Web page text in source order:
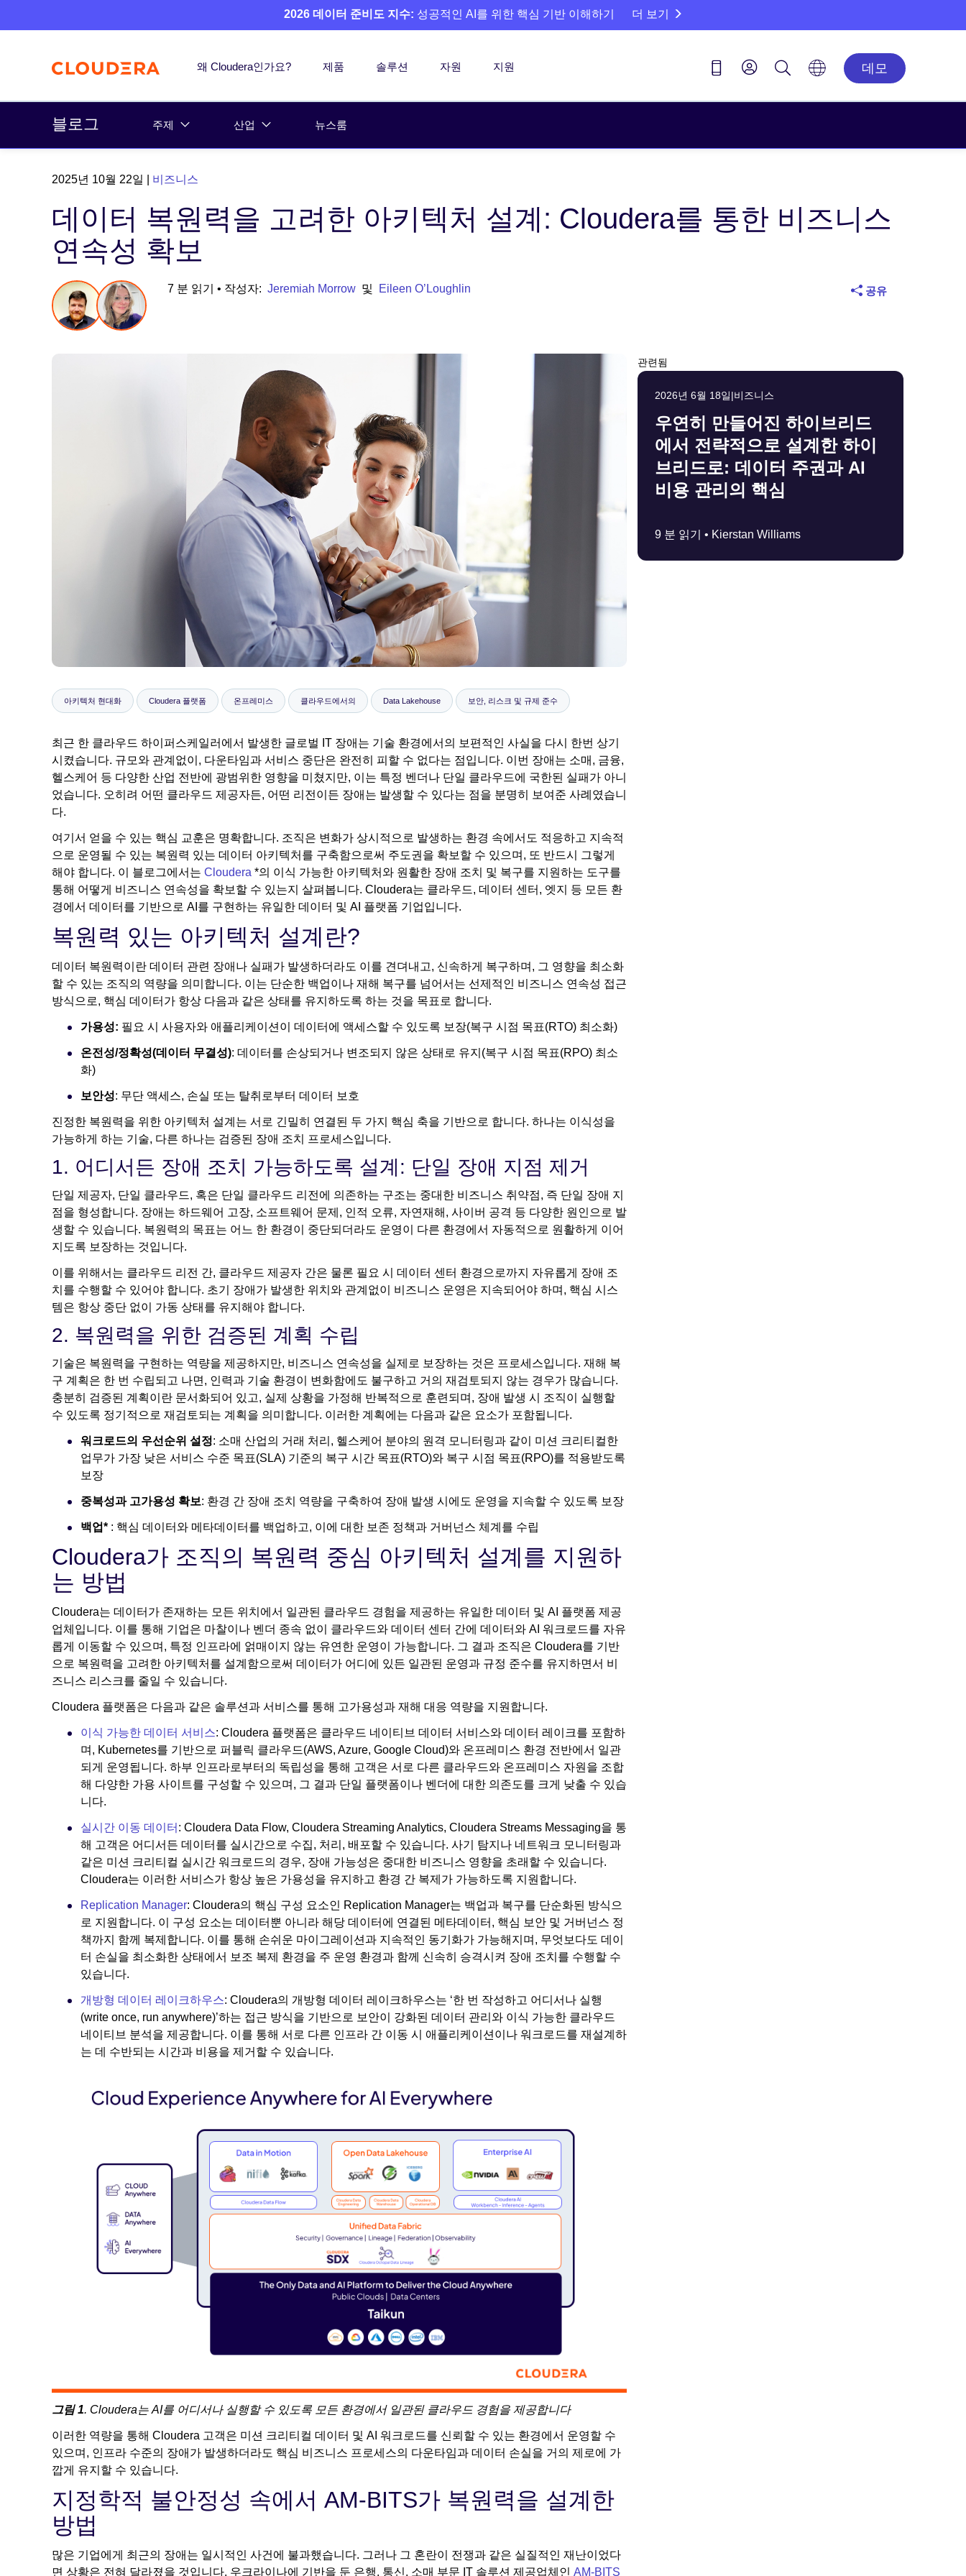
2026 데이터 준비도 지수: 성공적인 AI를 위한 핵심 기반 이해하기 더 보기
왜 Cloudera인가요? 제품 솔루션 자원 지원 데모
블로그 주제 산업 뉴스룸
2025년 10월 22일 비즈니스
데이터 복원력을 고려한 아키텍처 설계: Cloudera를 통한 비즈니스
연속성 확보
7 분 읽기 • 작성자: Jeremiah Morrow 및 Eileen O’Loughlin 공유
아키텍처 현대화 Cloudera 플랫폼 온프레미스 클라우드에서의 Data Lakehouse 보안, 리스크 및 규제 준수
최근 한 클라우드 하이퍼스케일러에서 발생한 글로벌 IT 장애는 기술 환경에서의 보편적인 사실을 다시 한번 상기
시켰습니다. 규모와 관계없이, 다운타임과 서비스 중단은 완전히 피할 수 없다는 점입니다. 이번 장애는 소매, 금융,
헬스케어 등 다양한 산업 전반에 광범위한 영향을 미쳤지만, 이는 특정 벤더나 단일 클라우드에 국한된 실패가 아니
었습니다. 오히려 어떤 클라우드 제공자든, 어떤 리전이든 장애는 발생할 수 있다는 점을 분명히 보여준 사례였습니
다.
여기서 얻을 수 있는 핵심 교훈은 명확합니다. 조직은 변화가 상시적으로 발생하는 환경 속에서도 적응하고 지속적
으로 운영될 수 있는 복원력 있는 데이터 아키텍처를 구축함으로써 주도권을 확보할 수 있으며, 또 반드시 그렇게
해야 합니다. 이 블로그에서는 Cloudera *의 이식 가능한 아키텍처와 원활한 장애 조치 및 복구를 지원하는 도구를
통해 어떻게 비즈니스 연속성을 확보할 수 있는지 살펴봅니다. Cloudera는 클라우드, 데이터 센터, 엣지 등 모든 환
경에서 데이터를 기반으로 AI를 구현하는 유일한 데이터 및 AI 플랫폼 기업입니다.
복원력 있는 아키텍처 설계란?
데이터 복원력이란 데이터 관련 장애나 실패가 발생하더라도 이를 견뎌내고, 신속하게 복구하며, 그 영향을 최소화
할 수 있는 조직의 역량을 의미합니다. 이는 단순한 백업이나 재해 복구를 넘어서는 선제적인 비즈니스 연속성 접근
방식으로, 핵심 데이터가 항상 다음과 같은 상태를 유지하도록 하는 것을 목표로 합니다.
가용성: 필요 시 사용자와 애플리케이션이 데이터에 액세스할 수 있도록 보장(복구 시점 목표(RTO) 최소화)
온전성/정확성(데이터 무결성): 데이터를 손상되거나 변조되지 않은 상태로 유지(복구 시점 목표(RPO) 최소
화)
보안성: 무단 액세스, 손실 또는 탈취로부터 데이터 보호
진정한 복원력을 위한 아키텍처 설계는 서로 긴밀히 연결된 두 가지 핵심 축을 기반으로 합니다. 하나는 이식성을
가능하게 하는 기술, 다른 하나는 검증된 장애 조치 프로세스입니다.
1. 어디서든 장애 조치 가능하도록 설계: 단일 장애 지점 제거
단일 제공자, 단일 클라우드, 혹은 단일 클라우드 리전에 의존하는 구조는 중대한 비즈니스 취약점, 즉 단일 장애 지
점을 형성합니다. 장애는 하드웨어 고장, 소프트웨어 문제, 인적 오류, 자연재해, 사이버 공격 등 다양한 원인으로 발
생할 수 있습니다. 복원력의 목표는 어느 한 환경이 중단되더라도 운영이 다른 환경에서 자동적으로 원활하게 이어
지도록 보장하는 것입니다.
이를 위해서는 클라우드 리전 간, 클라우드 제공자 간은 물론 필요 시 데이터 센터 환경으로까지 자유롭게 장애 조
치를 수행할 수 있어야 합니다. 초기 장애가 발생한 위치와 관계없이 비즈니스 운영은 지속되어야 하며, 핵심 시스
템은 항상 중단 없이 가동 상태를 유지해야 합니다.
2. 복원력을 위한 검증된 계획 수립
기술은 복원력을 구현하는 역량을 제공하지만, 비즈니스 연속성을 실제로 보장하는 것은 프로세스입니다. 재해 복
구 계획은 한 번 수립되고 나면, 인력과 기술 환경이 변화함에도 불구하고 거의 재검토되지 않는 경우가 많습니다.
충분히 검증된 계획이란 문서화되어 있고, 실제 상황을 가정해 반복적으로 훈련되며, 장애 발생 시 조직이 실행할
수 있도록 정기적으로 재검토되는 계획을 의미합니다. 이러한 계획에는 다음과 같은 요소가 포함됩니다.
워크로드의 우선순위 설정: 소매 산업의 거래 처리, 헬스케어 분야의 원격 모니터링과 같이 미션 크리티컬한
업무가 가장 낮은 서비스 수준 목표(SLA) 기준의 복구 시간 목표(RTO)와 복구 시점 목표(RPO)를 적용받도록
보장
중복성과 고가용성 확보: 환경 간 장애 조치 역량을 구축하여 장애 발생 시에도 운영을 지속할 수 있도록 보장
백업* : 핵심 데이터와 메타데이터를 백업하고, 이에 대한 보존 정책과 거버넌스 체계를 수립
Cloudera가 조직의 복원력 중심 아키텍처 설계를 지원하
는 방법
Cloudera는 데이터가 존재하는 모든 위치에서 일관된 클라우드 경험을 제공하는 유일한 데이터 및 AI 플랫폼 제공
업체입니다. 이를 통해 기업은 마찰이나 벤더 종속 없이 클라우드와 데이터 센터 간에 데이터와 AI 워크로드를 자유
롭게 이동할 수 있으며, 특정 인프라에 얽매이지 않는 유연한 운영이 가능합니다. 그 결과 조직은 Cloudera를 기반
으로 복원력을 고려한 아키텍처를 설계함으로써 데이터가 어디에 있든 일관된 운영과 규정 준수를 유지하면서 비
즈니스 리스크를 줄일 수 있습니다.
Cloudera 플랫폼은 다음과 같은 솔루션과 서비스를 통해 고가용성과 재해 대응 역량을 지원합니다.
이식 가능한 데이터 서비스: Cloudera 플랫폼은 클라우드 네이티브 데이터 서비스와 데이터 레이크를 포함하
며, Kubernetes를 기반으로 퍼블릭 클라우드(AWS, Azure, Google Cloud)와 온프레미스 환경 전반에서 일관
되게 운영됩니다. 하부 인프라로부터의 독립성을 통해 고객은 서로 다른 클라우드와 온프레미스 자원을 조합
해 다양한 가용 사이트를 구성할 수 있으며, 그 결과 단일 플랫폼이나 벤더에 대한 의존도를 크게 낮출 수 있습
니다.
실시간 이동 데이터 : Cloudera Data Flow, Cloudera Streaming Analytics, Cloudera Streams Messaging을 통
해 고객은 어디서든 데이터를 실시간으로 수집, 처리, 배포할 수 있습니다. 사기 탐지나 네트워크 모니터링과
같은 미션 크리티컬 실시간 워크로드의 경우, 장애 가능성은 중대한 비즈니스 영향을 초래할 수 있습니다.
Cloudera는 이러한 서비스가 항상 높은 가용성을 유지하고 환경 간 복제가 가능하도록 지원합니다.
Replication Manager: Cloudera의 핵심 구성 요소인 Replication Manager는 백업과 복구를 단순화된 방식으
로 지원합니다. 이 구성 요소는 데이터뿐 아니라 해당 데이터에 연결된 메타데이터, 핵심 보안 및 거버넌스 정
책까지 함께 복제합니다. 이를 통해 손쉬운 마이그레이션과 지속적인 동기화가 가능해지며, 무엇보다도 데이
터 손실을 최소화한 상태에서 보조 복제 환경을 주 운영 환경과 함께 신속히 승격시켜 장애 조치를 수행할 수
있습니다.
개방형 데이터 레이크하우스: Cloudera의 개방형 데이터 레이크하우스는 ‘한 번 작성하고 어디서나 실행
(write once, run anywhere)’하는 접근 방식을 기반으로 보안이 강화된 데이터 관리와 이식 가능한 클라우드
네이티브 분석을 제공합니다. 이를 통해 서로 다른 인프라 간 이동 시 애플리케이션이나 워크로드를 재설계하
는 데 수반되는 시간과 비용을 제거할 수 있습니다.
그림 1. Cloudera는 AI를 어디서나 실행할 수 있도록 모든 환경에서 일관된 클라우드 경험을 제공합니다
이러한 역량을 통해 Cloudera 고객은 미션 크리티컬 데이터 및 AI 워크로드를 신뢰할 수 있는 환경에서 운영할 수
있으며, 인프라 수준의 장애가 발생하더라도 핵심 비즈니스 프로세스의 다운타임과 데이터 손실을 거의 제로에 가
깝게 유지할 수 있습니다.
지정학적 불안정성 속에서 AM-BITS가 복원력을 설계한
방법
많은 기업에게 최근의 장애는 일시적인 사건에 불과했습니다. 그러나 그 혼란이 전쟁과 같은 실질적인 재난이었다
면 상황은 전혀 달라졌을 것입니다. 우크라이나에 기반을 둔 은행, 통신, 소매 부문 IT 솔루션 제공업체인 AM-BITS
관련됨
2026년 6월 18일|비즈니스
우연히 만들어진 하이브리드
에서 전략적으로 설계한 하이
브리드로: 데이터 주권과 AI
비용 관리의 핵심
9 분 읽기 • Kierstan Williams